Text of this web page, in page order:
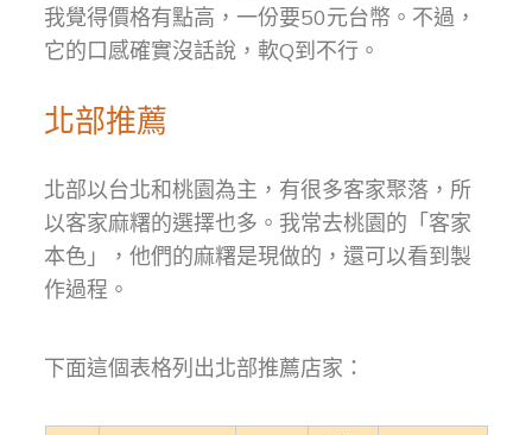
我覺得價格有點高，一份要50元台幣。不過，
它的口感確實沒話說，軟Q到不行。
北部推薦
北部以台北和桃園為主，有很多客家聚落，所
以客家麻糬的選擇也多。我常去桃園的「客家
本色」，他們的麻糬是現做的，還可以看到製
作過程。
下面這個表格列出北部推薦店家：